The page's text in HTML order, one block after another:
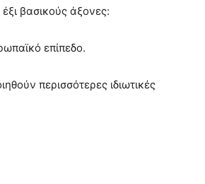
βασικούς άξονες:
επίπεδο.
περισσότερες ιδιωτικές